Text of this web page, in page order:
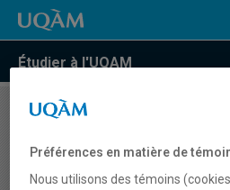
Étudier à l'UQAM
COURS//
aux deuxième et troisième
Préférences en matière de
Nous utilisons des témoins